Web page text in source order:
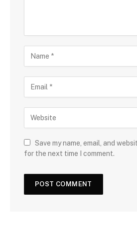
Save my name, email, and
for the next time I comment.